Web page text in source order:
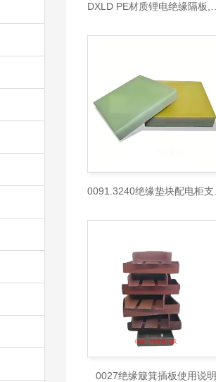
0027绝缘簸箕插板使用说明